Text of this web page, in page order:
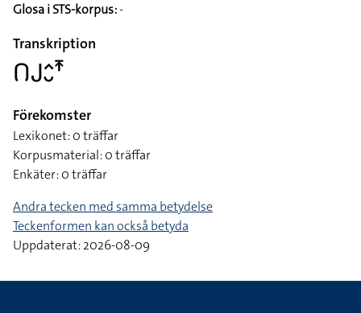
Glosa i STS-korpus:-
Transkription
􌤂􌤢􌤵􌤷􌥵
Förekomster
Lexikonet: 0 träffar
Korpusmaterial: 0 träffar
Enkäter: 0 träffar
Andra tecken med samma betydelse
Teckenformen kan också betyda
Uppdaterat: 2026-08-09